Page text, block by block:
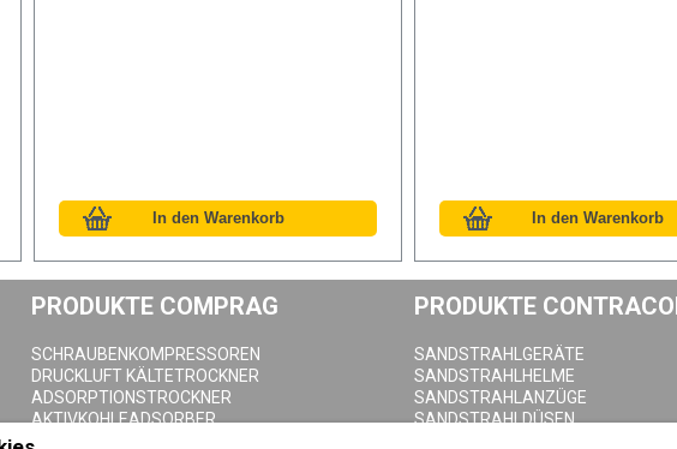
PRODUKTE COMPRAG
SCHRAUBENKOMPRESSOREN
DRUCKLUFT KÄLTETROCKNER
ADSORPTIONSTROCKNER
AKTIVKOHLEADSORBER
DRUCKLUFTFILTER
PRODUKTE
SANDSTRAHLGERÄTE
SANDSTRAHLHELME
SANDSTRAHLANZÜGE
SANDSTRAHLDÜSEN